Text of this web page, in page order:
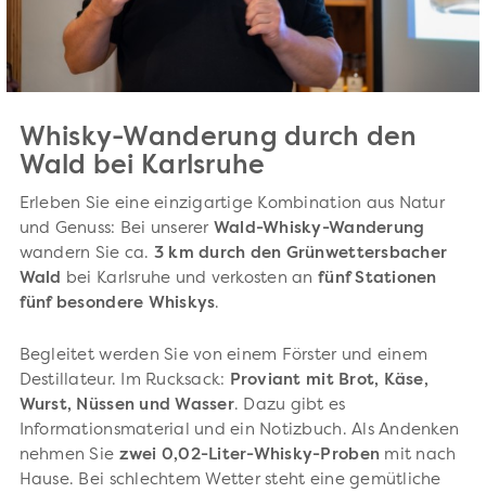
Whisky-Wanderung durch den
Wald bei Karlsruhe
Erleben Sie eine einzigartige Kombination aus Natur
und Genuss: Bei unserer Wald-Whisky-Wanderung
wandern Sie ca. 3 km durch den Grünwettersbacher
Wald bei Karlsruhe und verkosten anfünf Stationen
fünf besondere Whiskys.
Begleitet werden Sie von einem Förster und einem
Destillateur. Im Rucksack: Proviant mit Brot, Käse,
Wurst, Nüssen und Wasser. Dazu gibt es
Informationsmaterial und ein Notizbuch. Als Andenken
nehmen Sie zwei 0,02-Liter-Whisky-Proben mit nach
Hause. Bei schlechtem Wetter steht eine gemütliche